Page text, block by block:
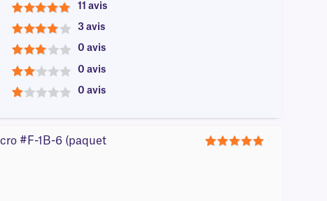
5
11 avis
4
3 avis
3
0 avis
2
0 avis
0 avis
#F-1B-6 (paquet